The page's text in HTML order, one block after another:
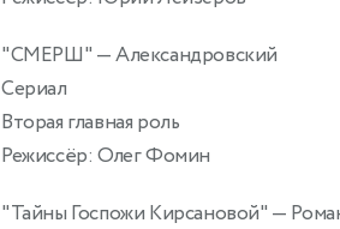
"СМЕРШ" — Александровский
Сериал
Вторая главная роль
Режиссёр: Олег Фомин
"Тайны Госпожи Кирсановой" —